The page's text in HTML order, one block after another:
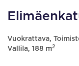
Vuokrattava,
Vallila, 188 m2